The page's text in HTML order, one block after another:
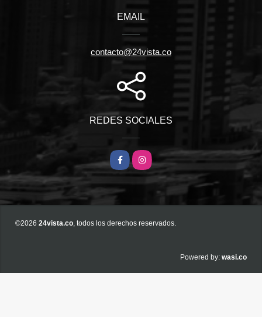
EMAIL
contacto@24vista.co
REDES SOCIALES
FacebookInstagram
©2026 24vista.co, todos los derechos reservados.
Powered by: wasi.co